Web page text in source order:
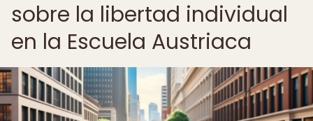
sobre la libertad individual
en la Escuela Austriaca